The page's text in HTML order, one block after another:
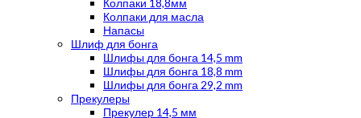
Колпаки 18,8мм
Колпаки для масла
Напасы
Шлиф для бонга
Шлифы для бонга 14,5 mm
Шлифы для бонга 18,8 mm
Шлифы для бонга 29,2 mm
Прекулеры
Прекулер 14,5 мм